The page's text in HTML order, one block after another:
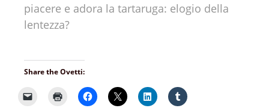
piacere e adora la tartaruga: elogio della
lentezza?
Share the Ovetti: